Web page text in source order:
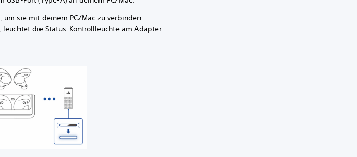
um sie mit deinem PC/Mac zu verbinden.
die Status-Kontrollleuchte am Adapter